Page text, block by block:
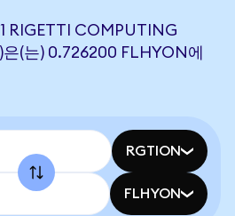
RIGETTI COMPUTING
(는) 0.726200 FLHYON에
RGTION
FLHYON